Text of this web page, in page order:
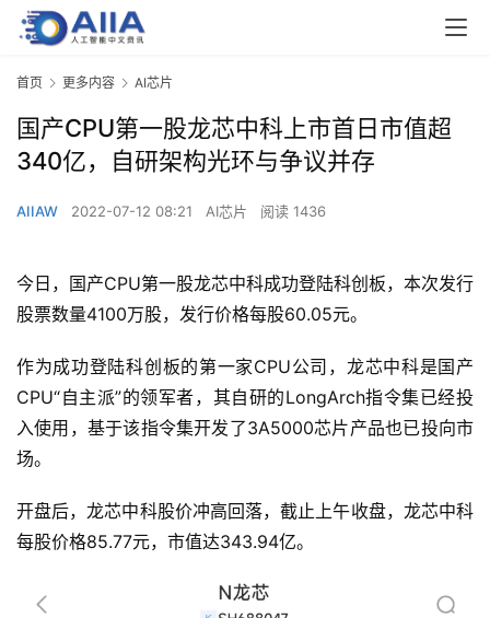
首页 更多内容 AI芯片
国产CPU第一股龙芯中科上市首日市值超
340亿，自研架构光环与争议并存
AIIAW 2022-07-12 08:21 AI芯片 阅读 1436
今日，国产CPU第一股龙芯中科成功登陆科创板，本次发行
股票数量4100万股，发行价格每股60.05元。
作为成功登陆科创板的第一家CPU公司，龙芯中科是国产
CPU“自主派”的领军者，其自研的LongArch指令集已经投
入使用，基于该指令集开发了3A5000芯片产品也已投向市
场。
开盘后，龙芯中科股价冲高回落，截止上午收盘，龙芯中科
每股价格85.77元，市值达343.94亿。